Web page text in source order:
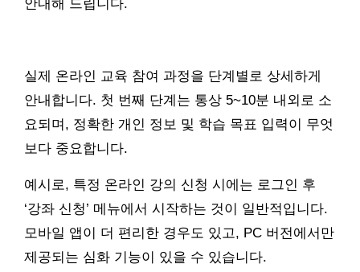
안내해 드립니다.
실제 온라인 교육 참여 과정을 단계별로 상세하게
안내합니다. 첫 번째 단계는 통상 5~10분 내외로 소
요되며, 정확한 개인 정보 및 학습 목표 입력이 무엇
보다 중요합니다.
예시로, 특정 온라인 강의 신청 시에는 로그인 후
‘강좌 신청’ 메뉴에서 시작하는 것이 일반적입니다.
모바일 앱이 더 편리한 경우도 있고, PC 버전에서만
제공되는 심화 기능이 있을 수 있습니다.